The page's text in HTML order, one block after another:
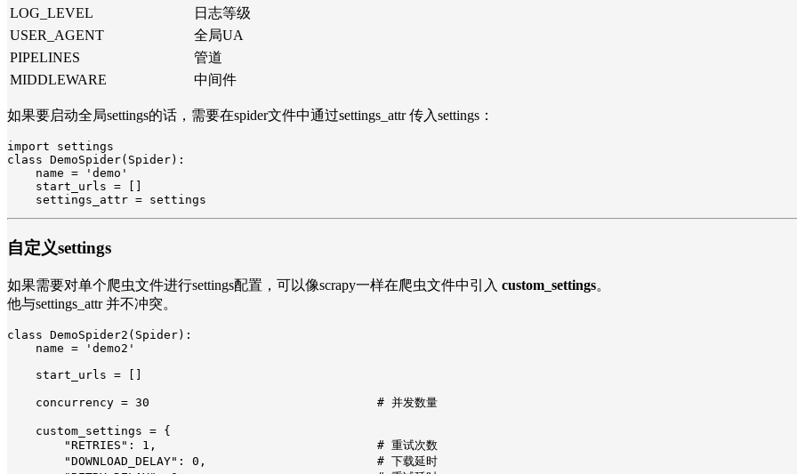
LOG_LEVEL
日志等级
USER_AGENT
全局UA
PIPELINES
管道
MIDDLEWARE
中间件
如果要启动全局settings的话，需要在spider文件中通过settings_attr 传入settings：
import settings
class DemoSpider(Spider):
    name = 'demo'
    start_urls = []
    settings_attr = settings
自定义settings
如果需要对单个爬虫文件进行settings配置，可以像scrapy一样在爬虫文件中引入 custom_settings。
他与settings_attr 并不冲突。
class DemoSpider2(Spider):
    name = 'demo2'
    start_urls = []
    concurrency = 30                                # 并发数量
    custom_settings = {
        "RETRIES": 1,                               # 重试次数
        "DOWNLOAD_DELAY": 0,                        # 下载延时